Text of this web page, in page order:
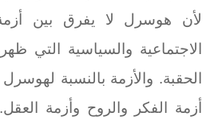
لأن هوسرل لا يفرق بين أزمة
الاجتماعية والسياسية التي
الحقبة. والأزمة بالنسبة
أزمة الفكر والروح وأزمة